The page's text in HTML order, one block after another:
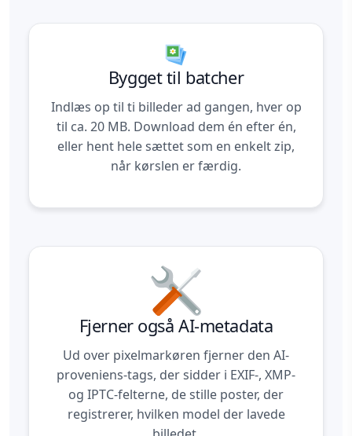
Bygget til batcher
Indlæs op til ti billeder ad gangen, hver op
til ca. 20 MB. Download dem én efter én,
eller hent hele sættet som en enkelt zip,
når kørslen er færdig.
Fjerner også AI-metadata
Ud over pixelmarkøren fjerner den AI-
proveniens-tags, der sidder i EXIF-, XMP-
og IPTC-felterne, de stille poster, der
registrerer, hvilken model der lavede